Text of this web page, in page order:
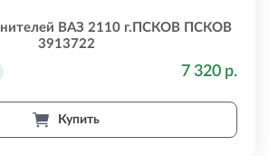
ВАЗ 2110 г.ПСКОВ ПСКОВ
3913722
7 320 р.
Купить